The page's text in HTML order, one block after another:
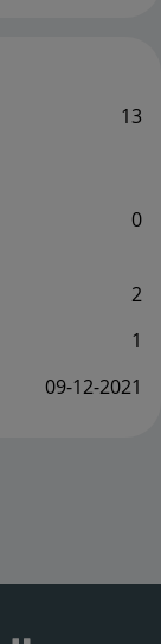
13
0
2
1
‎09-12-2021